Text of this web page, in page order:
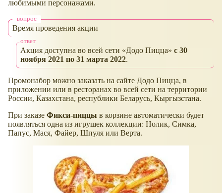
любимыми персонажами.
Время проведения акции
Акция доступна во всей сети Додо Пицца
с 30
ноября 2021 по 31 марта 2022.
Промонабор можно заказать на сайте Додо Пицца, в
приложении или в ресторанах во всей сети на территории
России, Казахстана, республики Беларусь, Кыргызстана.
При заказе Фикси-пиццы в корзине автоматически будет
появляться одна из игрушек коллекции: Нолик, Симка,
Папус, Мася, Файер, Шпуля или Верта.